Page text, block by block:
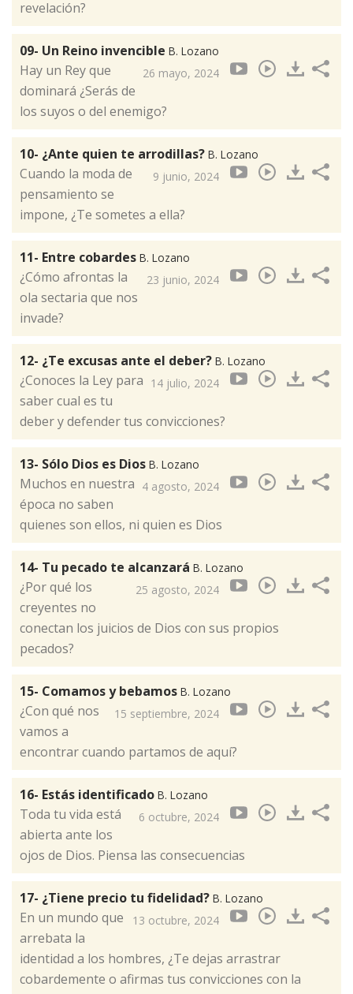
revelación?
09- Un Reino invencible B. Lozano
26 mayo, 2024
Hay un Rey que
dominará ¿Serás de
los suyos o del enemigo?
10- ¿Ante quien te arrodillas? B. Lozano
9 junio, 2024
Cuando la moda de
pensamiento se
impone, ¿Te sometes a ella?
11- Entre cobardes B. Lozano
23 junio, 2024
¿Cómo afrontas la
ola sectaria que nos
invade?
12- ¿Te excusas ante el deber? B. Lozano
14 julio, 2024
¿Conoces la Ley para
saber cual es tu
deber y defender tus convicciones?
13- Sólo Dios es Dios B. Lozano
4 agosto, 2024
Muchos en nuestra
época no saben
quienes son ellos, ni quien es Dios
14- Tu pecado te alcanzará B. Lozano
25 agosto, 2024
¿Por qué los
creyentes no
conectan los juicios de Dios con sus propios
pecados?
15- Comamos y bebamos B. Lozano
15 septiembre, 2024
¿Con qué nos
vamos a
encontrar cuando partamos de aquí?
16- Estás identificado B. Lozano
6 octubre, 2024
Toda tu vida está
abierta ante los
ojos de Dios. Piensa las consecuencias
17- ¿Tiene precio tu fidelidad? B. Lozano
13 octubre, 2024
En un mundo que
arrebata la
identidad a los hombres, ¿Te dejas arrastrar
cobardemente o afirmas tus convicciones con la